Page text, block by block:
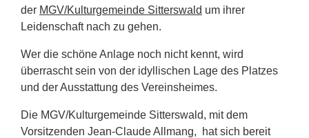
der MGV/Kulturgemeinde Sitterswald um ihrer
Leidenschaft nach zu gehen.
Wer die schöne Anlage noch nicht kennt, wird
überrascht sein von der idyllischen Lage des Platzes
und der Ausstattung des Vereinsheimes.
Die MGV/Kulturgemeinde Sitterswald, mit dem
Vorsitzenden Jean-Claude Allmang, hat sich bereit